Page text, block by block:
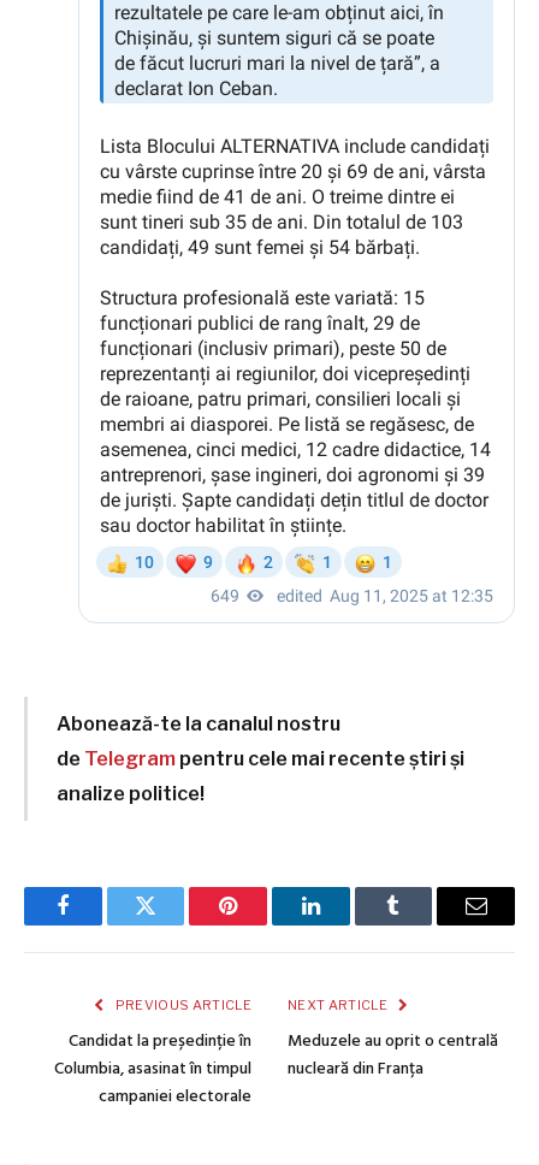
Abonează-te la canalul nostru
de Telegram pentru cele mai recente știri și
analize politice!
FacebookTwitter Pinterest LinkedInTumblr Email
PREVIOUS ARTICLE
Candidat la președinție în
Columbia, asasinat în timpul
campaniei electorale
NEXT ARTICLE
Meduzele au oprit o centrală
nucleară din Franța